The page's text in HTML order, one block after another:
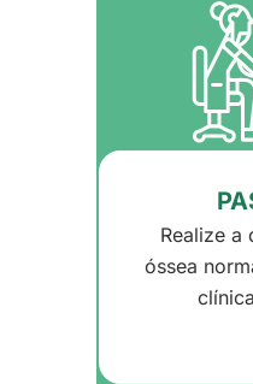
Realize a
óssea